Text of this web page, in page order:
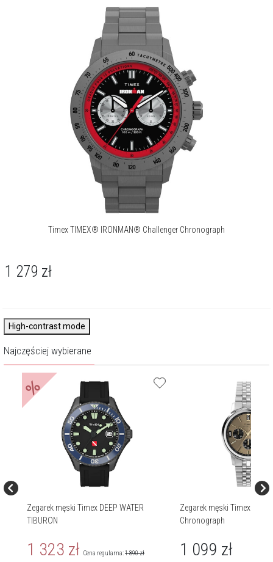
Timex TIMEX® IRONMAN® Challenger Chronograph
1 279 zł
High-contrast mode
Najczęściej wybierane
%
Zegarek męski Timex DEEP WATER
TIBURON
1 323 zł Cena regularna:1 890zł
Zegarek męski Timex
Chronograph
1 099 zł